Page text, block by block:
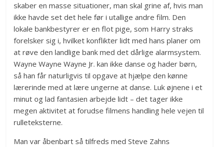
skaber en masse situationer, man skal grine af, hvis man
ikke havde set det hele før i utallige andre film. Den
lokale bankbestyrer er en flot pige, som Harry straks
forelsker sig i, hvilket konflikter lidt med hans planer om
at røve den landlige bank med det dårlige alarmsystem.
Wayne Wayne Wayne Jr. kan ikke danse og hader børn,
så han får naturligvis til opgave at hjælpe den kønne
lærerinde med at lære ungerne at danse. Luk øjnene i et
minut og lad fantasien arbejde lidt – det tager ikke
megen aktivitet at forudse filmens handling hele vejen til
rulleteksterne.
Man var åbenbart så tilfreds med Steve Zahns